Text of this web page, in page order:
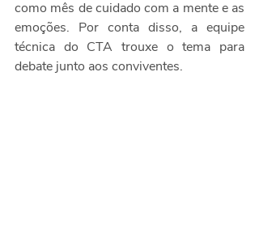
como mês de cuidado com a mente e as
emoções. Por conta disso, a equipe
técnica do CTA trouxe o tema para
debate junto aos conviventes.